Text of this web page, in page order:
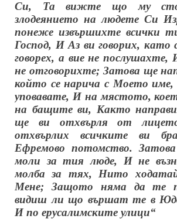
Си, Та вижте що му
злодеянието на людете Си
понеже извършихте всички
Господ, И Аз ви говорих, като
говорех, а вие не послушахте,
не отговорихте; Затова ще
който се нарича с Моето
уповавате, И на мястото,
на бащите ви, Както
ще ви отхвърля от
отхвърлих всичките ви
Ефремово потомство.
моли за тия люде, И не
молба за тях, Нито
Мене; Защото няма да те
видиш ли що вършат те в
И по ерусалимските улици“